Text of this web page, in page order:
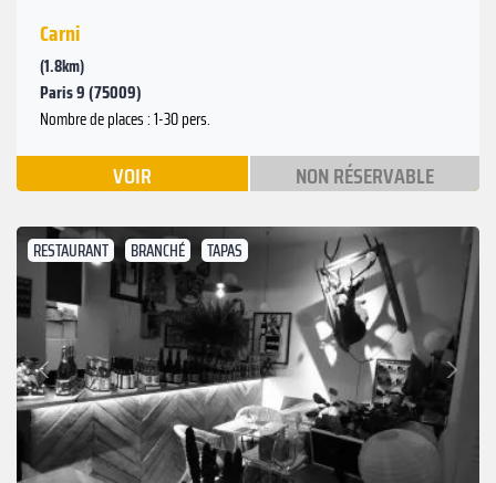
Carni
(1.8km)
Paris 9 (75009)
Nombre de places : 1-30 pers.
VOIR NON RÉSERVABLE
RESTAURANT BRANCHÉ TAPAS
Précédent
Suivant